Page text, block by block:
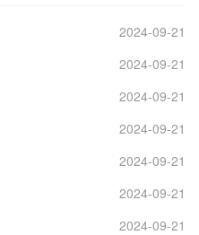
2024-09-21
2024-09-21
2024-09-21
2024-09-21
2024-09-21
2024-09-21
2024-09-21